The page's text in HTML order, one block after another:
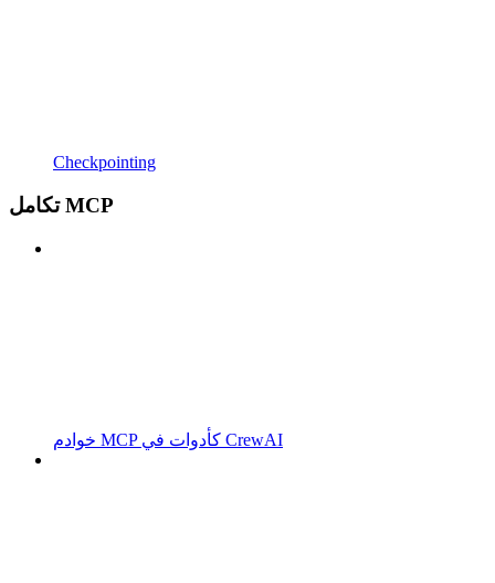
Checkpointing
تكامل MCP
خوادم MCP كأدوات في CrewAI